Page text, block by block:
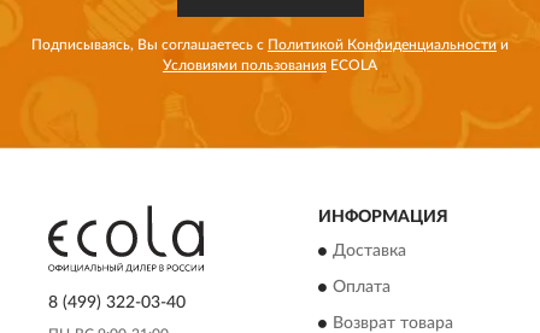
Подписываясь, Вы соглашаетесь с Политикой Конфиденциальности и
Условиями пользования ECOLA
8 (499) 322-03-40
ИНФОРМАЦИЯ
Доставка
Оплата
Возврат товара